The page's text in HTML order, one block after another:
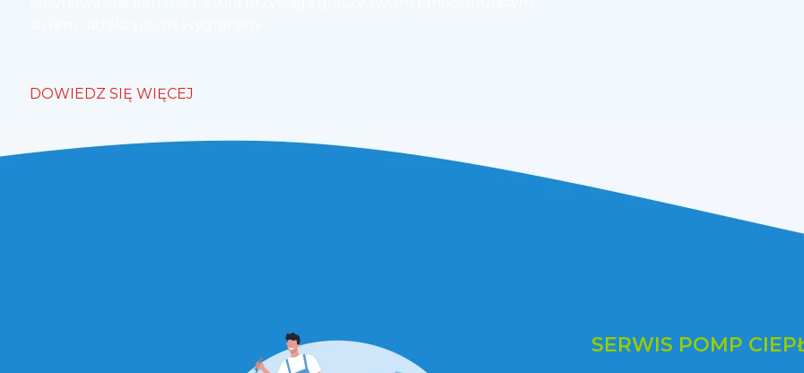
DOWIEDZ SIĘ WIĘCEJ
SERWIS POMP